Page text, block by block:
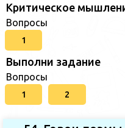
Критическое
Вопросы
1
Выполни задание
Вопросы
1 2